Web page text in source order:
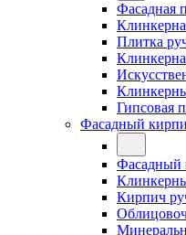
Фасадная
Плитка
Гипсовая
Фасадный
Фасадный
Кирпич